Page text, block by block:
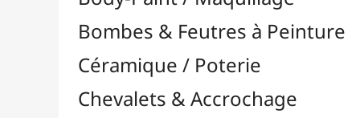
Feutres & Stylos
Librairie / Livres
Loisirs Créatifs
Médiums, Vernis & Colles
Apprêts / Gessos 